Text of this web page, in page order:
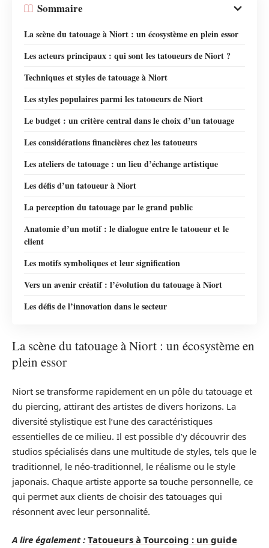
Sommaire
La scène du tatouage à Niort : un écosystème en plein essor
Les acteurs principaux : qui sont les tatoueurs de Niort ?
Techniques et styles de tatouage à Niort
Les styles populaires parmi les tatoueurs de Niort
Le budget : un critère central dans le choix d’un tatouage
Les considérations financières chez les tatoueurs
Les ateliers de tatouage : un lieu d’échange artistique
Les défis d’un tatoueur à Niort
La perception du tatouage par le grand public
Anatomie d’un motif : le dialogue entre le tatoueur et le
client
Les motifs symboliques et leur signification
Vers un avenir créatif : l’évolution du tatouage à Niort
Les défis de l’innovation dans le secteur
La scène du tatouage à Niort : un écosystème en
plein essor
Niort se transforme rapidement en un pôle du tatouage et
du piercing, attirant des artistes de divers horizons. La
diversité stylistique est l’une des caractéristiques
essentielles de ce milieu. Il est possible d’y découvrir des
studios spécialisés dans une multitude de styles, tels que le
traditionnel, le néo-traditionnel, le réalisme ou le style
japonais. Chaque artiste apporte sa touche personnelle, ce
qui permet aux clients de choisir des tatouages qui
résonnent avec leur personnalité.
A lire également : Tatoueurs à Tourcoing : un guide